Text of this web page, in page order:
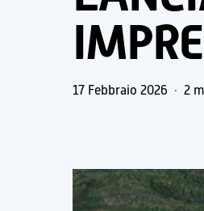
17 Febbraio 2026 2